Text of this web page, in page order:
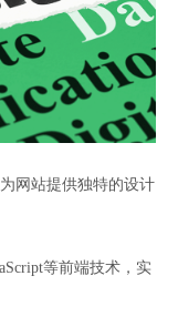
网站提供独特的设计
等前端技术，实